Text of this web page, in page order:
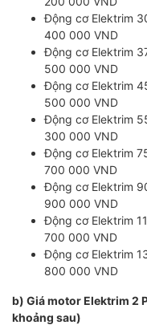
Động cơ Elektrim
400 000 VND
Động cơ Elektrim
500 000 VND
Động cơ Elektrim
500 000 VND
Động cơ Elektrim
300 000 VND
Động cơ Elektrim
700 000 VND
Động cơ Elektrim
900 000 VND
Động cơ Elektrim
700 000 VND
Động cơ Elektrim
800 000 VND
b) Giá motor Elektrim 2
khoảng sau)